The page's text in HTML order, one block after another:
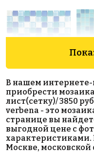
2900 руб./м²
AKS110
на сетке
300x300
на
В нашем
приобрести мозаика
лист(сетку)/ 3850
verbena - это
странице вы
выгодной цене с
характеристиками.
Москве, московской